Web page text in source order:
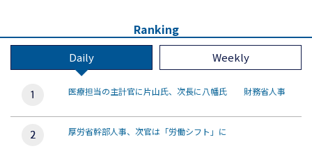
Ranking
Daily Weekly
医療担当の主計官に片山氏、次長に八幡氏 財務省人事
厚労省幹部人事、次官は「労働シフト」に